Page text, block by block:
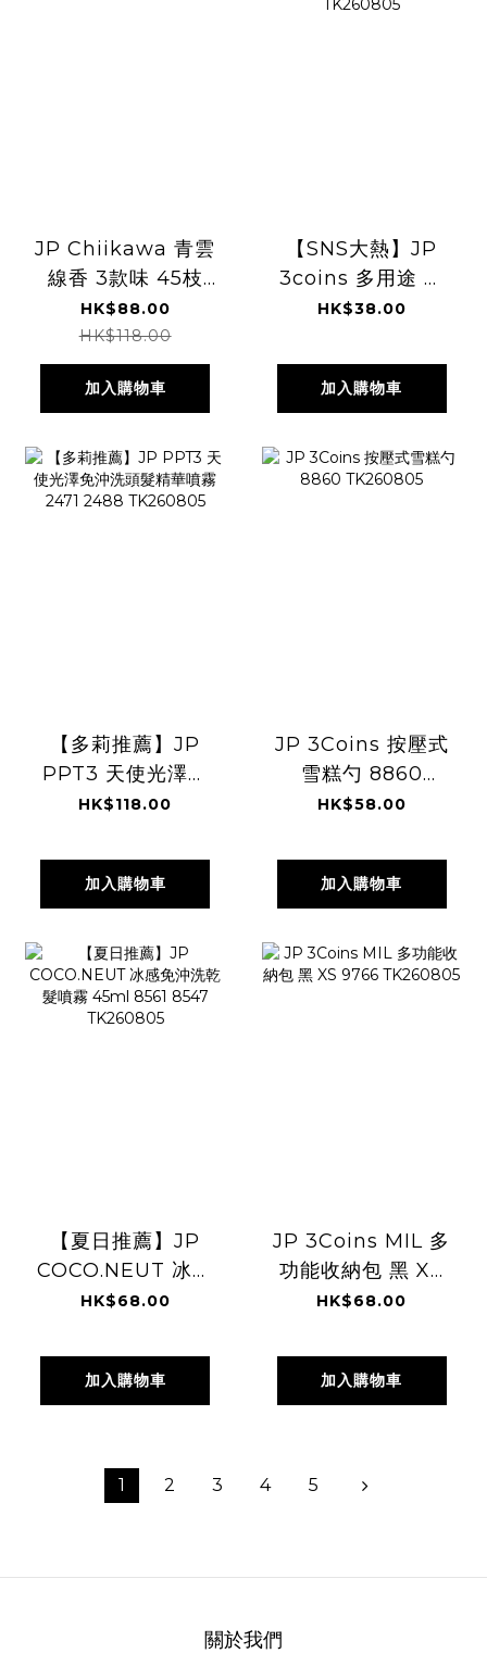
JP Chiikawa 青雲
線香 3款味 45枝
3808 TK260805
HK$88.00
HK$118.00
加入購物車
【SNS大熱】JP
3coins 多用途 包
包外套掛扣帶 2231
HK$38.00
加入購物車
【多莉推薦】JP
PPT3 天使光澤免
沖洗頭髮精華噴霧
TK260805
HK$118.00
加入購物車
JP 3Coins 按壓式
雪糕勺 8860
TK260805
HK$58.00
加入購物車
【夏日推薦】JP
COCO.NEUT 冰感
免沖洗乾髮噴霧
TK260805
HK$68.00
加入購物車
JP 3Coins MIL 多
功能收納包 黑 XS
9766 TK260805
HK$68.00
加入購物車
1 2 3 4 5
關於我們